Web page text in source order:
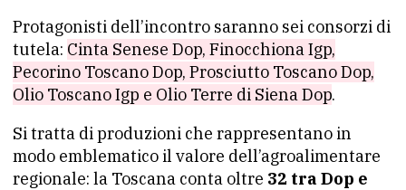
Protagonisti dell’incontro saranno sei consorzi di
tutela: Cinta Senese Dop, Finocchiona Igp,
Pecorino Toscano Dop, Prosciutto Toscano Dop,
Olio Toscano Igp e Olio Terre di Siena Dop.
Si tratta di produzioni che rappresentano in
modo emblematico il valore dell’agroalimentare
regionale: la Toscana conta oltre 32 tra Dop e